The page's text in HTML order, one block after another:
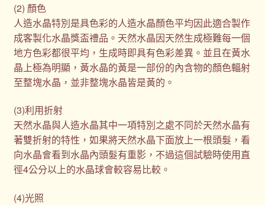
(2) 顏色
人造水晶特別是具色彩的人造水晶顏色平均因此適合製作
成客製化水晶獎盃禮品。天然水晶因天然生成極難每一個
地方色彩都很平均，生成時即具有色彩差異。並且在黃水
晶上極為明顯，黃水晶的黃是一部份的內含物的顏色輻射
至整塊水晶，並非整塊水晶皆是黃的。
(3)利用折射
天然水晶與人造水晶其中一項特別之處不同於天然水晶有
著雙折射的特性，如果將天然水晶下面放上一根頭髮，看
向水晶會看到水晶內頭髮有重影，不過這個試驗時使用直
徑4公分以上的水晶球會較容易比較。
(4)光照